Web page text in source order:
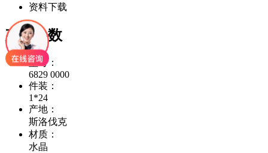
资料下载
产品参数
型号：
6829 0000
件装：
1*24
产地：
斯洛伐克
材质：
水晶